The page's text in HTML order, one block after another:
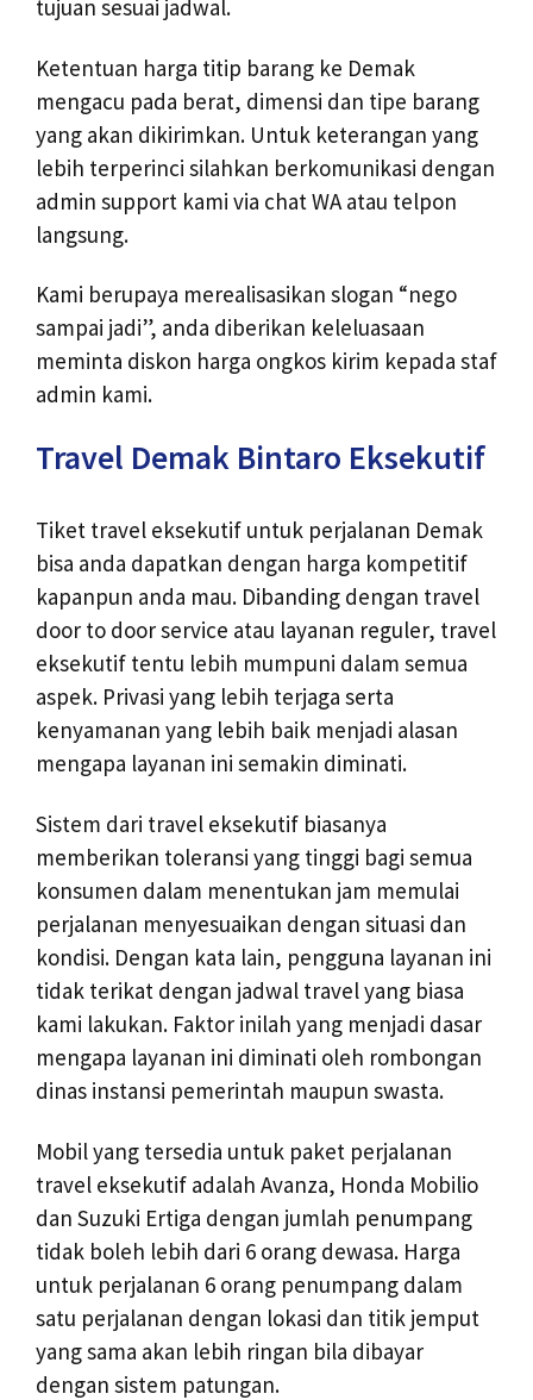
tujuan sesuai jadwal.
Ketentuan harga titip barang ke Demak
mengacu pada berat, dimensi dan tipe barang
yang akan dikirimkan. Untuk keterangan yang
lebih terperinci silahkan berkomunikasi dengan
admin support kami via chat WA atau telpon
langsung.
Kami berupaya merealisasikan slogan “nego
sampai jadi”, anda diberikan keleluasaan
meminta diskon harga ongkos kirim kepada staf
admin kami.
Travel Demak Bintaro Eksekutif
Tiket travel eksekutif untuk perjalanan Demak
bisa anda dapatkan dengan harga kompetitif
kapanpun anda mau. Dibanding dengan travel
door to door service atau layanan reguler, travel
eksekutif tentu lebih mumpuni dalam semua
aspek. Privasi yang lebih terjaga serta
kenyamanan yang lebih baik menjadi alasan
mengapa layanan ini semakin diminati.
Sistem dari travel eksekutif biasanya
memberikan toleransi yang tinggi bagi semua
konsumen dalam menentukan jam memulai
perjalanan menyesuaikan dengan situasi dan
kondisi. Dengan kata lain, pengguna layanan ini
tidak terikat dengan jadwal travel yang biasa
kami lakukan. Faktor inilah yang menjadi dasar
mengapa layanan ini diminati oleh rombongan
dinas instansi pemerintah maupun swasta.
Mobil yang tersedia untuk paket perjalanan
travel eksekutif adalah Avanza, Honda Mobilio
dan Suzuki Ertiga dengan jumlah penumpang
tidak boleh lebih dari 6 orang dewasa. Harga
untuk perjalanan 6 orang penumpang dalam
satu perjalanan dengan lokasi dan titik jemput
yang sama akan lebih ringan bila dibayar
dengan sistem patungan.